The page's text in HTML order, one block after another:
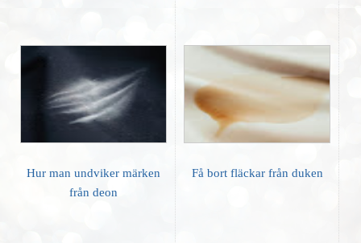
Hur man undviker märken
från deon
Få bort fläckar från duken